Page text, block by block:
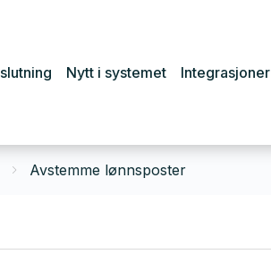
Nytt i systemet Integrasjoner
Avstemme lønnsposter